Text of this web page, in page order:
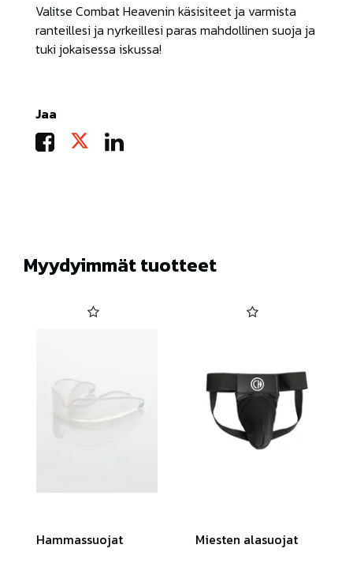
Valitse Combat Heavenin käsisiteet ja varmista
ranteillesi ja nyrkeillesi paras mahdollinen suoja ja
tuki jokaisessa iskussa!
Jaa
Myydyimmät tuotteet
Hammassuojat Miesten alasuojat